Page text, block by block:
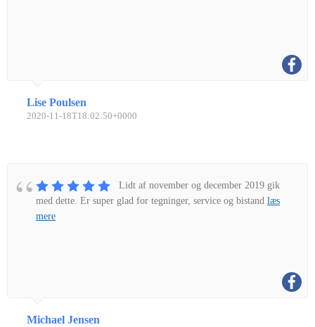
Lise Poulsen
2020-11-18T18:02:50+0000
Lidt af november og december 2019 gik
med dette. Er super glad for tegninger, service og bistand læs
mere
Michael Jensen